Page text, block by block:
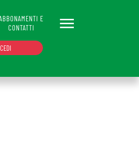
E
CONTATTI
abilitata o non sei